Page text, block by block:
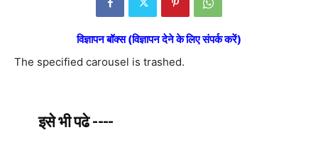
विज्ञापन बॉक्स (विज्ञापन देने के लिए संपर्क करें)
The specified carousel is trashed.
इसे भी पढे ----